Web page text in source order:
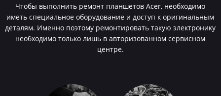
Чтобы выполнить ремонт планшетов Acer, необходимо
иметь специальное оборудование и доступ к оригинальным
деталям. Именно поэтому ремонтировать такую электронику
необходимо только лишь в авторизованном сервисном
центре.